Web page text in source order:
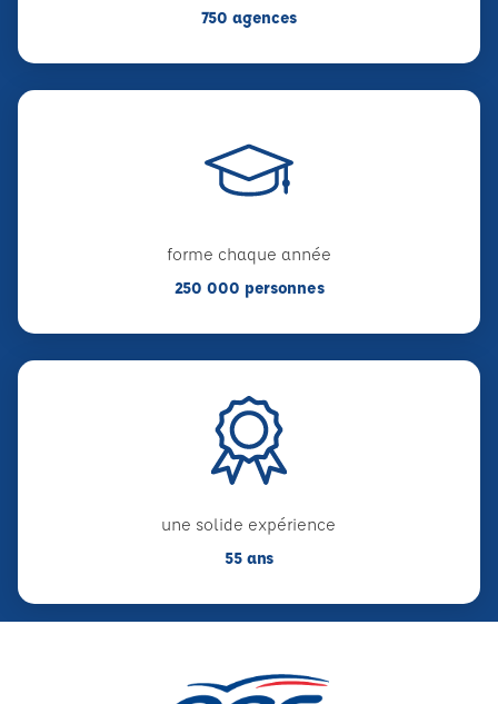
750 agences
forme chaque année
250 000 personnes
une solide expérience
55 ans